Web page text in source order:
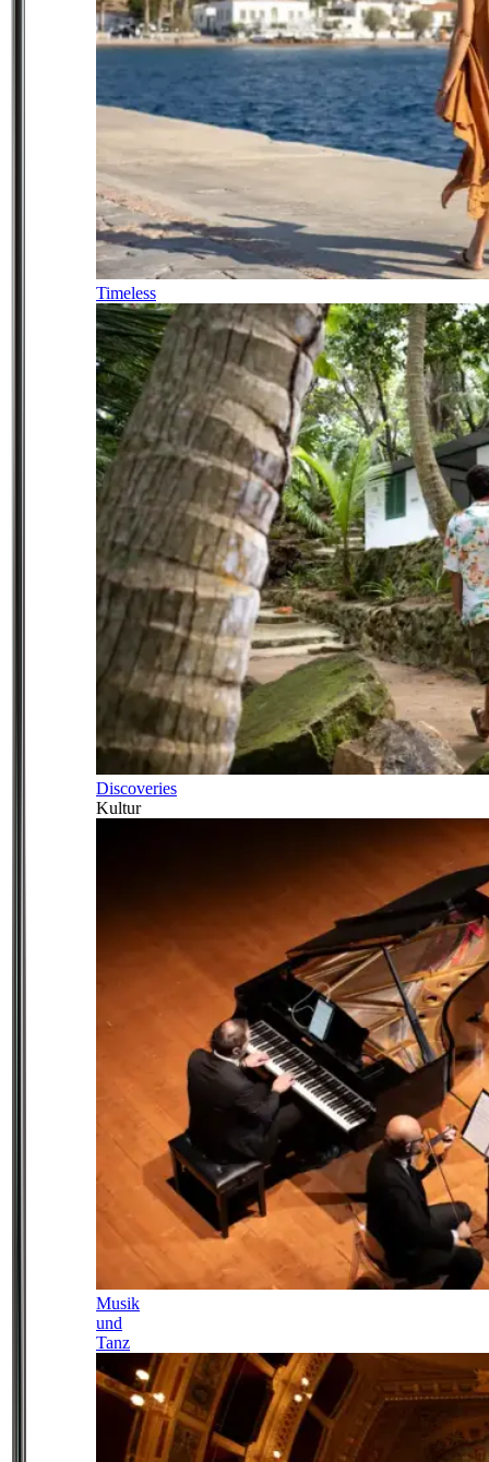
Timeless
Discoveries
Kultur
Musik
und
Tanz